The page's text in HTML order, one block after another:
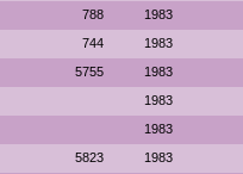
788 1983
744 1983
5755 1983
1983
1983
5823 1983